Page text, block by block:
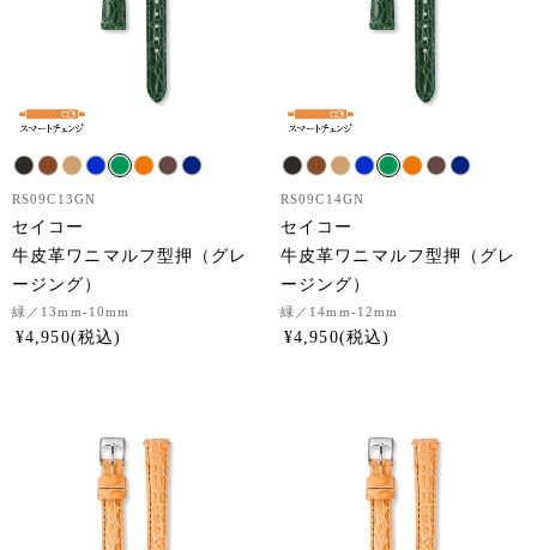
RS09C13GN
セイコー
牛皮革ワニマルフ型押（グレ
ージング）
緑 ／13mm-10mm
¥4,950
RS09C14GN
セイコー
牛皮革ワニマルフ型押（グレ
ージング）
緑 ／14mm-12mm
¥4,950